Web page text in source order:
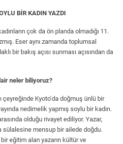
BİR KADIN YAZDI
çok da ön planda olmadığı 11.
Eser aynı zamanda toplumsal
bir bakış açısı sunması açısından da
neler biliyoruz?
çeyreğinde Kyoto’da doğmuş ünlü bir
nedimelik yapmış soylu bir kadın.
olduğu rivayet ediliyor. Yazar,
sülalesine mensup bir ailede doğdu.
eğitim alan yazarın kültür ve